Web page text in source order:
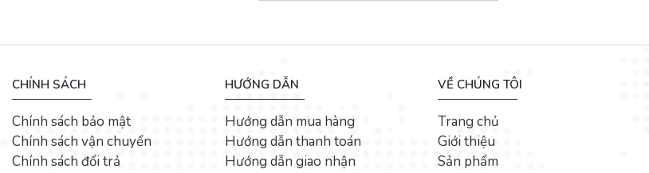
CHÍNH SÁCH
Chính sách bảo mật
Chính sách vận chuyển
Chính sách đổi trả
HƯỚNG DẪN
Hướng dẫn mua hàng
Hướng dẫn thanh toán
Hướng dẫn giao nhận
VỀ CHÚNG TÔI
Trang chủ
Giới thiệu
Sản phẩm